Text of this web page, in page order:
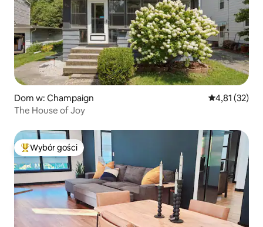
Dom w: Champaign Średnia
4,81 (32)
The House of Joy
Najpopularniejsze z kategorii Wybór gości
Wybór gości